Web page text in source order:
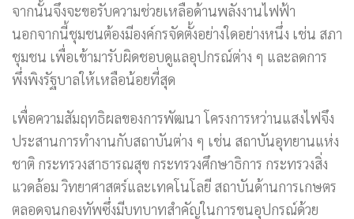
จากนั้นจึงจะขอรับความช่วยเหลือด้านพลังงานไฟฟ้า
นอกจากนี้ชุมชนต้องมีองค์กรจัดตั้งอย่างใดอย่างหนึ่ง เช่น สภา
ชุมชน เพื่อเข้ามารับผิดชอบดูแลอุปกรณ์ต่าง ๆ และลดการ
พึ่งพิงรัฐบาลให้เหลือน้อยที่สุด
เพื่อความสัมฤทธิผลของการพัฒนา โครงการหว่านแสงไฟจึง
ประสานการทำงานกับสถาบันต่าง ๆ เช่น สถาบันอุทยานแห่ง
ชาติ กระทรวงสาธารณสุข กระทรวงศึกษาธิการ กระทรวงสิ่ง
แวดล้อม วิทยาศาสตร์และเทคโนโลยี สถาบันด้านการเกษตร
ตลอดจนกองทัพซึ่งมีบทบาทสำคัญในการขนอุปกรณ์ด้วย